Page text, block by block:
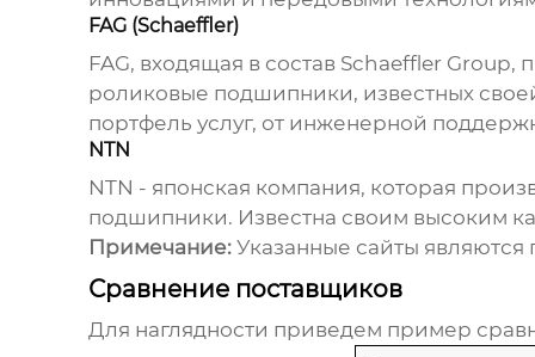
FAG (Schaeffler)
FAG, входящая в состав Schaeffler
роликовые подшипники, известных
портфель услуг, от инженерной
NTN
NTN - японская компания, которая
подшипники. Известна своим высоким
Примечание:Указанные сайты
Сравнение поставщиков
Для наглядности приведем пример